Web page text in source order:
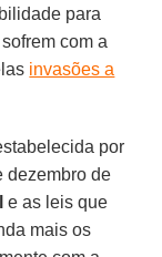
para
com a
invasões a
por
dezembro de
e as leis que
mais os